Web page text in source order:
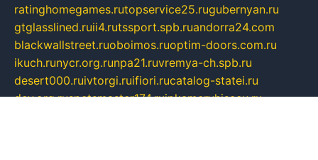
ratinghomegames.rutopservice25.rugubernyan.ru
gtglasslined.ruii4.rutssport.spb.ruandorra24.com
blackwallstreet.ruoboimos.ruoptim-doors.com.ru
ikuch.runycr.org.runpa21.ruvremya-ch.spb.ru
desert000.ruivtorgi.ruifiori.rucatalog-statei.ru
dcv.org.ruspetsmaster174.ruipkameryhiseeu.ru